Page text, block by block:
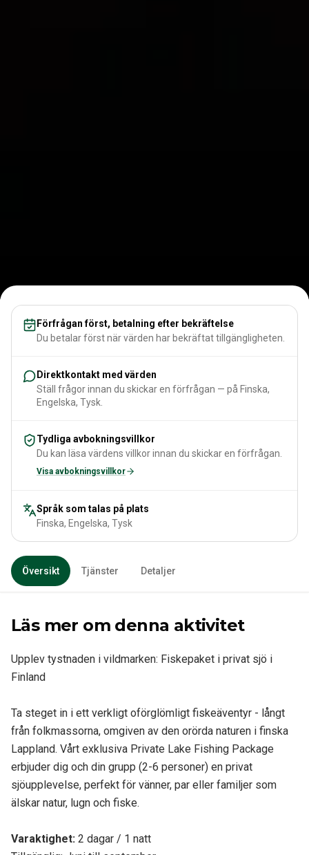
Förfrågan först, betalning efter bekräftelse
Du betalar först när värden har bekräftat tillgängligheten.
Direktkontakt med värden
Ställ frågor innan du skickar en förfrågan — på Finska,
Engelska, Tysk.
Tydliga avbokningsvillkor
Du kan läsa värdens villkor innan du skickar en förfrågan.
Visa avbokningsvillkor
Språk som talas på plats
Finska, Engelska, Tysk
Översikt Tjänster Detaljer
Läs mer om denna aktivitet
Upplev tystnaden i vildmarken: Fiskepaket i privat sjö i
Finland
Ta steget in i ett verkligt oförglömligt fiskeäventyr - långt
från folkmassorna, omgiven av den orörda naturen i finska
Lappland. Vårt exklusiva Private Lake Fishing Package
erbjuder dig och din grupp (2-6 personer) en privat
sjöupplevelse, perfekt för vänner, par eller familjer som
älskar natur, lugn och fiske.
Varaktighet: 2 dagar / 1 natt